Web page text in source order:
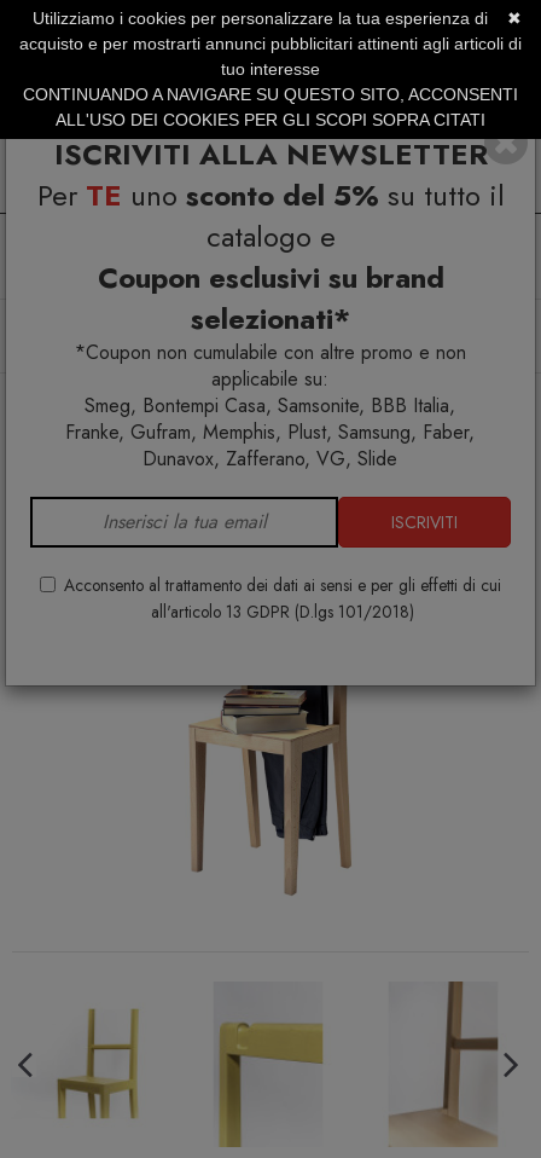
ISCRIVITI ALLA NEWSLETTER
Per TE uno sconto del 5% su tutto il
catalogo e
Coupon esclusivi su brand
selezionati*
*Coupon non cumulabile con altre promo e non
applicabile su:
Smeg, Bontempi Casa, Samsonite, BBB Italia,
Franke, Gufram, Memphis, Plust, Samsung, Faber,
Dunavox, Zafferano, VG, Slide
ISCRIVITI
Acconsento al trattamento dei dati ai sensi e per gli effetti di cui
all'articolo 13 GDPR (D.lgs 101/2018)
SERVIZIO CLIENTI +39.0773.470.562
SUMMER SALES | Fino al 40% di Sconto
Arredo interno Complementi
Appendiabiti stender
Alfred Sedia indossatore
✖
Utilizziamo i cookies per personalizzare la tua esperienza di
acquisto e per mostrarti annunci pubblicitari attinenti agli articoli di
tuo interesse
CONTINUANDO A NAVIGARE SU QUESTO SITO, ACCONSENTI
ALL'USO DEI COOKIES PER GLI SCOPI SOPRA CITATI